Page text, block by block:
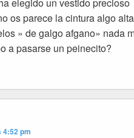
elegido un vestido precioso
os parece la cintura algo
» de galgo afgano» nada
a pasarse un peinecito?
4:52 pm